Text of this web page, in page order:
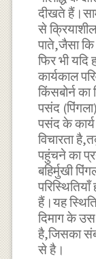
दीखते
से
पाते,जैसा कि
फिर भी यदि
कार्यकाल
किंसबोर्न का
पसंद
पसंद के कार्य
विचारता
पहुंचने का
बहिर्मुखी
हैं।यह
दिमाग के उस
है,जिसका
से है।